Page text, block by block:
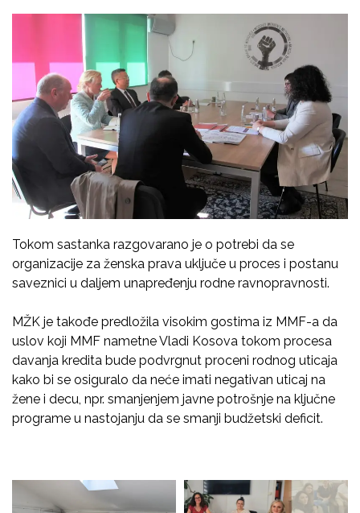
Tokom sastanka razgovarano je o potrebi da se
organizacije za ženska prava uključe u proces i postanu
saveznici u daljem unapređenju rodne ravnopravnosti.
MŽK je takođe predložila visokim gostima iz MMF-a da
uslov koji MMF nametne Vladi Kosova tokom procesa
davanja kredita bude podvrgnut proceni rodnog uticaja
kako bi se osiguralo da neće imati negativan uticaj na
žene i decu, npr. smanjenjem javne potrošnje na ključne
programe u nastojanju da se smanji budžetski deficit.